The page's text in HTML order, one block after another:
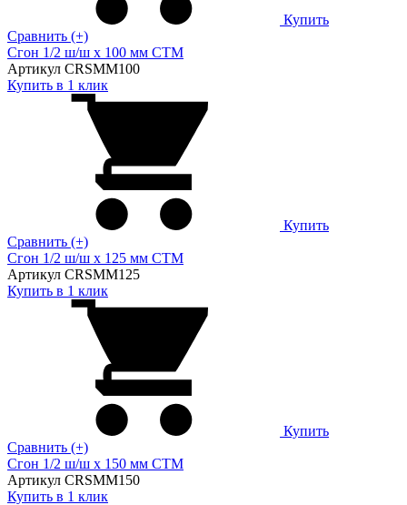
Купить
Сравнить (+)
Сгон 1/2 ш/ш х 100 мм CTM
Артикул CRSMM100
Купить в 1 клик
Купить
Сравнить (+)
Сгон 1/2 ш/ш х 125 мм CTM
Артикул CRSMM125
Купить в 1 клик
Купить
Сравнить (+)
Сгон 1/2 ш/ш х 150 мм CTM
Артикул CRSMM150
Купить в 1 клик